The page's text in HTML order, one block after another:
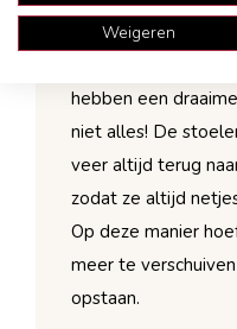
hebben een
niet alles! De
veer altijd terug
zodat ze altijd
Op deze manier
meer te
opstaan.
Weigeren